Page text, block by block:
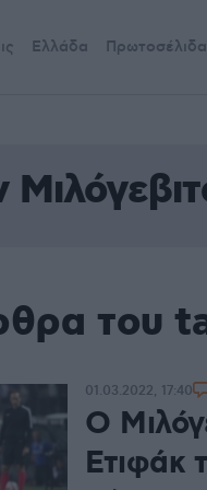
Ελλάδα Πρωτοσέλιδα
του
O
Ετιφάκ
01.03.2022, 17:40